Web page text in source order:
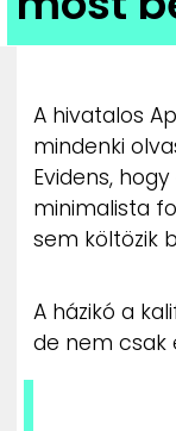
A hivatalos
mindenki
Evidens,
minimalista
sem költözik
A házikó a
de nem csak